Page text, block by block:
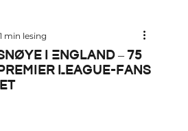
i England – 75
League-fans
1 min lesing